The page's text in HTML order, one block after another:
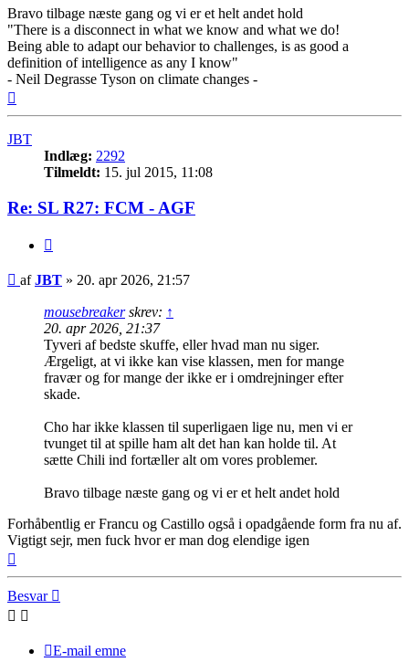
Bravo tilbage næste gang og vi er et helt andet hold
"There is a disconnect in what we know and what we do!
Being able to adapt our behavior to challenges, is as good a
definition of intelligence as any I know"
- Neil Degrasse Tyson on climate changes -
JBT
Indlæg: 2292
Tilmeldt: 15. jul 2015, 11:08
Re: SL R27: FCM - AGF
Indlæg
afJBT » 20. apr 2026, 21:57
mousebreakerskrev: ↑
20. apr 2026, 21:37
Tyveri af bedste skuffe, eller hvad man nu siger.
Ærgeligt, at vi ikke kan vise klassen, men for mange
fravær og for mange der ikke er i omdrejninger efter
skade.
Cho har ikke klassen til superligaen lige nu, men vi er
tvunget til at spille ham alt det han kan holde til. At
sætte Chili ind fortæller alt om vores problemer.
Bravo tilbage næste gang og vi er et helt andet hold
Forhåbentlig er Francu og Castillo også i opadgående form fra nu af.
Vigtigt sejr, men fuck hvor er man dog elendige igen
Besvar
E-mail emne